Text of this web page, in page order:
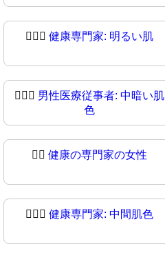
👨🏻‍⚕健康専門家: 明るい肌
👨🏾‍⚕️ 男性医療従事者: 中暗い肌
色
👩‍⚕健康の専門家の女性
👩🏽‍⚕️健康専門家: 中間肌色